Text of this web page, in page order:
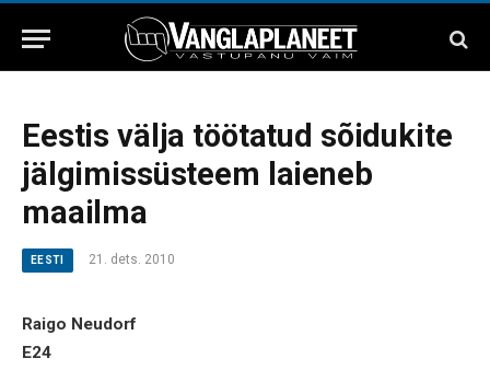
Eestis välja töötatud sõidukite
jälgimissüsteem laieneb
maailma
EESTI 21. dets. 2010
Raigo Neudorf
E24